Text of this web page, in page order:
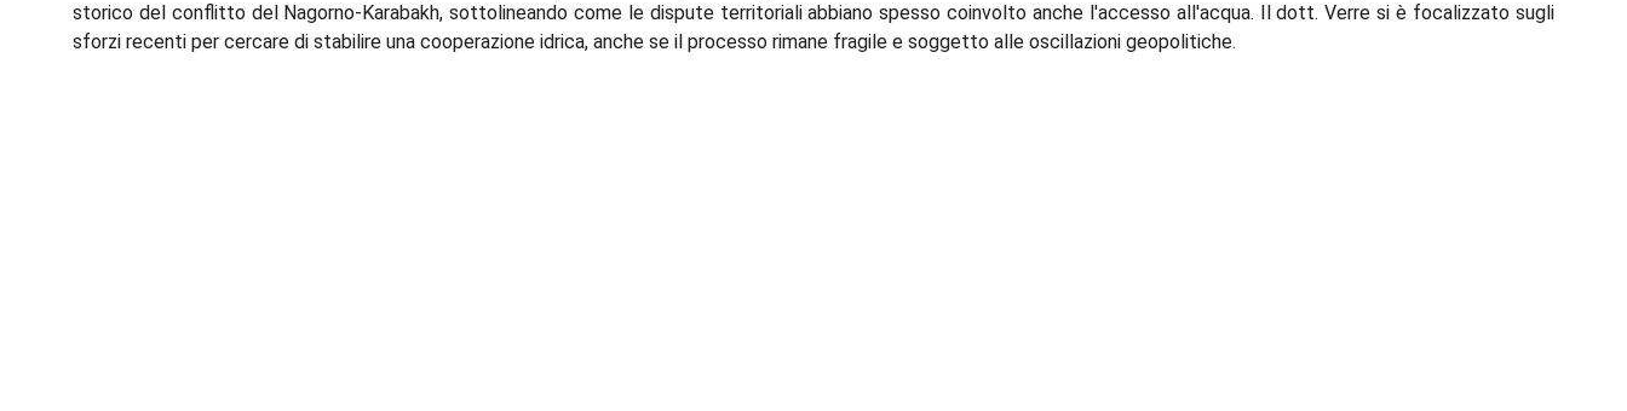
storico del conflitto del Nagorno-Karabakh, sottolineando come le dispute territoriali abbiano spesso coinvolto anche l'accesso all'acqua. Il dott. Verre si è focalizzato sugli
sforzi recenti per cercare di stabilire una cooperazione idrica, anche se il processo rimane fragile e soggetto alle oscillazioni geopolitiche.